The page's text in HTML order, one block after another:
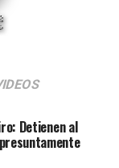
Detienen al